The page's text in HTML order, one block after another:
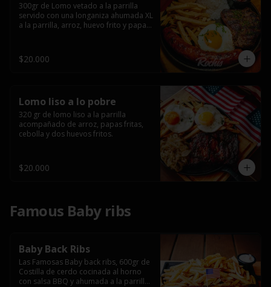
300gr de Lomo vetado a la parrilla
servido con una longaniza ahumada XL
a la parrilla, arroz, huevo frito y papas
$20.000
Lomo liso a lo pobre
320 gr de lomo liso a la parrilla
acompañado de arroz, papas fritas,
cebolla y dos huevos fritos.
$20.000
Famous Baby ribs
Baby Back Ribs
Las Famosas Baby back ribs, 600gr de
Costilla de cerdo cocinada al horno
con salsa BBQ y ahumada a la parrilla